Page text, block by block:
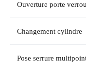
Ouverture porte
Changement cylindre
Pose serrure